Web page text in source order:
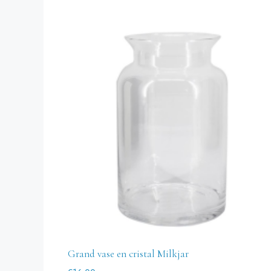
Grand vase en cristal Milkjar